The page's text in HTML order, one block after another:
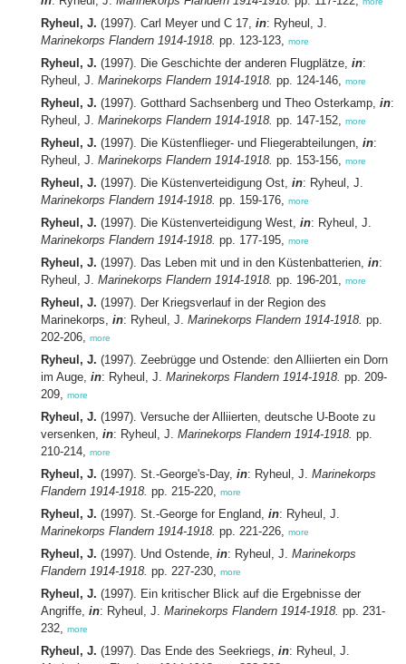
Ryheul, J. (1997). Carl Meyer und C 17, in: Ryheul, J.
Marinekorps Flandern 1914-1918. pp. 123-123, more
Ryheul, J. (1997). Die Geschichte der anderen Flugplätze, in:
Ryheul, J. Marinekorps Flandern 1914-1918. pp. 124-146, more
Ryheul, J. (1997). Gotthard Sachsenberg und Theo Osterkamp, in:
Ryheul, J. Marinekorps Flandern 1914-1918. pp. 147-152, more
Ryheul, J. (1997). Die Küstenflieger- und Fliegerabteilungen, in:
Ryheul, J. Marinekorps Flandern 1914-1918. pp. 153-156, more
Ryheul, J. (1997). Die Küstenverteidigung Ost, in: Ryheul, J.
Marinekorps Flandern 1914-1918. pp. 159-176, more
Ryheul, J. (1997). Die Küstenverteidigung West, in: Ryheul, J.
Marinekorps Flandern 1914-1918. pp. 177-195, more
Ryheul, J. (1997). Das Leben mit und in den Küstenbatterien, in:
Ryheul, J. Marinekorps Flandern 1914-1918. pp. 196-201, more
Ryheul, J. (1997). Der Kriegsverlauf in der Region des
Marinekorps, in: Ryheul, J. Marinekorps Flandern 1914-1918. pp.
202-206, more
Ryheul, J. (1997). Zeebrügge und Ostende: den Alliierten ein Dorn
im Auge, in: Ryheul, J. Marinekorps Flandern 1914-1918. pp. 209-
209, more
Ryheul, J. (1997). Versuche der Alliierten, deutsche U-Boote zu
versenken, in: Ryheul, J. Marinekorps Flandern 1914-1918. pp.
210-214, more
Ryheul, J. (1997). St.-George's-Day, in: Ryheul, J. Marinekorps
Flandern 1914-1918. pp. 215-220, more
Ryheul, J. (1997). St.-George for England, in: Ryheul, J.
Marinekorps Flandern 1914-1918. pp. 221-226, more
Ryheul, J. (1997). Und Ostende, in: Ryheul, J. Marinekorps
Flandern 1914-1918. pp. 227-230, more
Ryheul, J. (1997). Ein kritischer Blick auf die Ergebnisse der
Angriffe, in: Ryheul, J. Marinekorps Flandern 1914-1918. pp. 231-
232, more
Ryheul, J. (1997). Das Ende des Seekriegs, in: Ryheul, J.